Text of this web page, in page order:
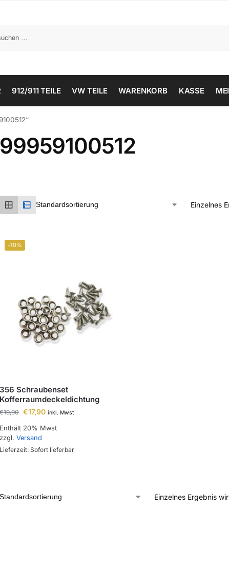
912/911 TEILE VW TEILE WARENKORB KASSE
99959100512
Einzelnes
-10%
356 Schraubenset
Kofferraumdeckeldichtung
19,90 €17,90 inkl. Mwst
Enthält 20% Mwst
zzgl. Versand
Lieferzeit: Sofort lieferbar
Einzelnes Ergebnis